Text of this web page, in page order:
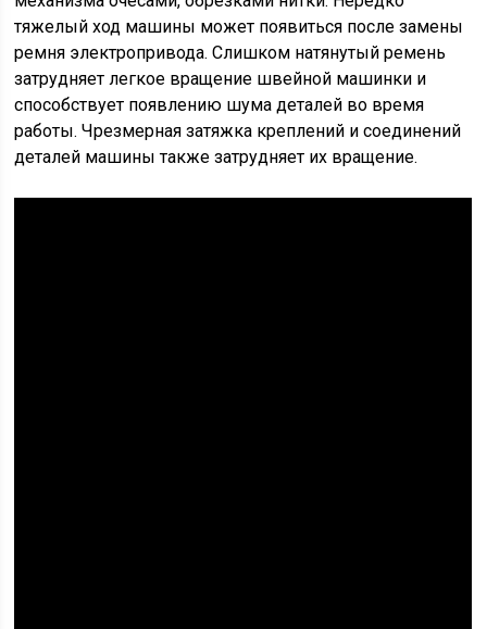
тяжелый ход машины может появиться после замены
ремня электропривода. Слишком натянутый ремень
затрудняет легкое вращение швейной машинки и
способствует появлению шума деталей во время
работы. Чрезмерная затяжка креплений и соединений
деталей машины также затрудняет их вращение.